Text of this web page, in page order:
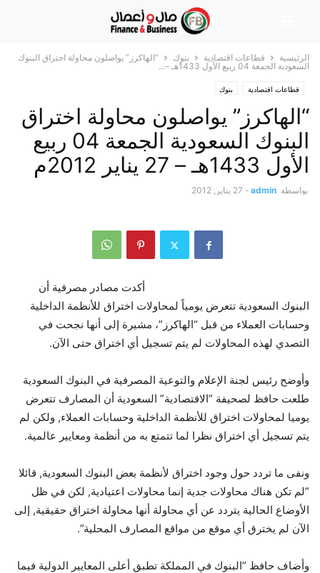
الرئيسية قطاعات اقتصادية بنوك
“الهاكرز” يواصلون محاولة اختراق البنوك
السعودية الجمعة 04 ربيع الأول 1433هـ –...
قطاعات اقتصادية بنوك
“الهاكرز” يواصلون محاولة اختراق
البنوك السعودية الجمعة 04 ربيع
الأول 1433هـ – 27 يناير 2012م
بواسطة admin
- 27 يناير, 2012
أكدت مصادر مصرفية أن
البنوك السعودية تتعرض يومياً لمحاولات اختراق للأنظمة الداخلية
وحسابات العملاء من قبل “الهاكرز”، مشيرة إلى أنها نجحت في
التصدي لهذه المحاولات لم يتم تسجيل أي اختراق حتى الآن.
وأوضح رئيس لجنة الإعلام والتوعية المصرفية في البنوك السعودية
طلعت حافظ لصحيفة ”الاقتصادية” السعودية أن المصارف تتعرض
يوميا لمحاولات اختراق للأنظمة الداخلية وحسابات العملاء, ولكن لم
يتم تسجيل أي اختراق نظرا لما تتمتع به من أنظمة ومعايير عالمية.
ونفى ما تردد حول وجود اختراق لأنظمة بعض البنوك السعودية, قائلا
”لم تكن هناك محاولات جدية إنما محاولات اعتيادية, لكن في ظل
الأوضاع الحالية يتردد عن أي محاولة أنها محاولة اختراق حقيقية, إلى
الآن لم يخترق أي موقع من مواقع المصارف المحلية”.
وأضاف حافظ ”البنوك في المملكة تطبق أعلى المعايير الدولية فيما